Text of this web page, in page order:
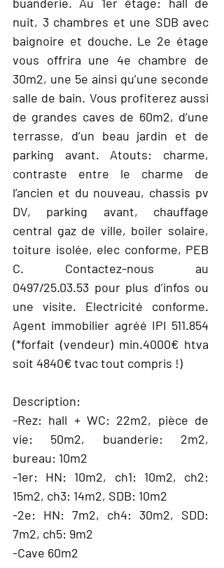
nuit, 3 chambres et une SDB avec
baignoire et douche. Le 2e étage
vous offrira une 4e chambre de
30m2, une 5e ainsi qu’une seconde
salle de bain. Vous profiterez aussi
de grandes caves de 60m2, d’une
terrasse, d’un beau jardin et de
parking avant. Atouts: charme,
contraste entre le charme de
l’ancien et du nouveau, chassis pv
DV, parking avant, chauffage
central gaz de ville, boiler solaire,
toiture isolée, elec conforme, PEB
C. Contactez-nous au
0497/25.03.53 pour plus d’infos ou
une visite. Electricité conforme.
Agent immobilier agréé IPI 511.854
(*forfait (vendeur) min.4000€ htva
soit 4840€ tvac tout compris !)
Description:
-Rez: hall + WC: 22m2, pièce de
vie: 50m2, buanderie: 2m2,
bureau: 10m2
-1er: HN: 10m2, ch1: 10m2, ch2:
15m2, ch3: 14m2, SDB: 10m2
-2e: HN: 7m2, ch4: 30m2, SDD:
7m2, ch5: 9m2
-Cave 60m2